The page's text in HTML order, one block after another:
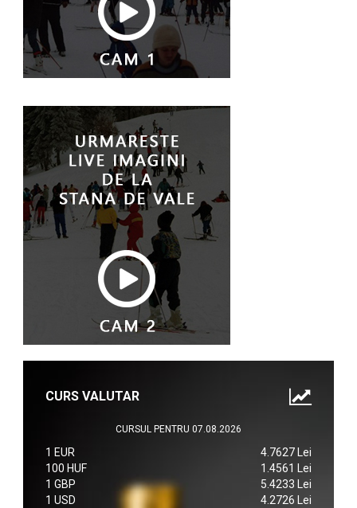
CURS VALUTAR
CURSUL PENTRU 07.08.2026
1 EUR
4.7627 Lei
100 HUF
1.4561 Lei
1 GBP
5.4233 Lei
1 USD
4.2726 Lei